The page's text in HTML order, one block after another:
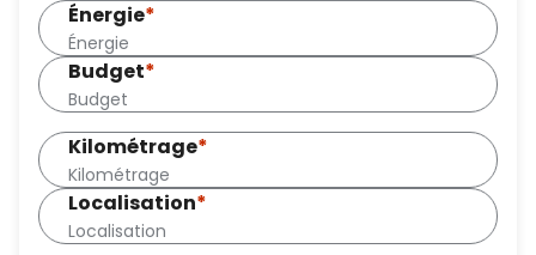
Énergie*
Budget*
Kilométrage*
Localisation*